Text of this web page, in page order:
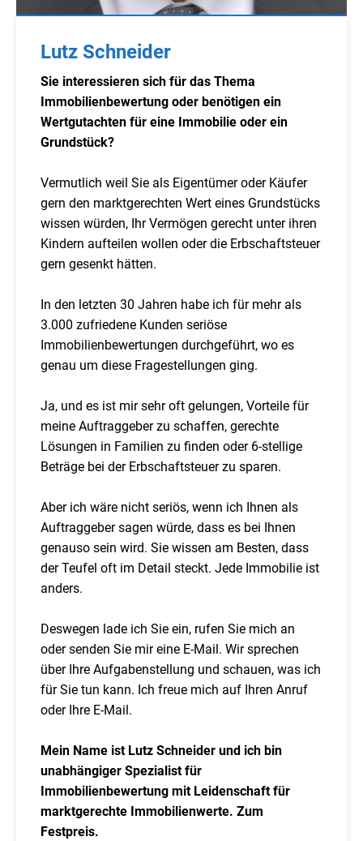
Lutz Schneider
Sie interessieren sich für das Thema
Immobilienbewertung oder benötigen ein
Wertgutachten für eine Immobilie oder ein
Grundstück?
Vermutlich weil Sie als Eigentümer oder Käufer
gern den marktgerechten Wert eines Grundstücks
wissen würden, Ihr Vermögen gerecht unter ihren
Kindern aufteilen wollen oder die Erbschaftsteuer
gern gesenkt hätten.
In den letzten 30 Jahren habe ich für mehr als
3.000 zufriedene Kunden seriöse
Immobilienbewertungen durchgeführt, wo es
genau um diese Fragestellungen ging.
Ja, und es ist mir sehr oft gelungen, Vorteile für
meine Auftraggeber zu schaffen, gerechte
Lösungen in Familien zu finden oder 6-stellige
Beträge bei der Erbschaftsteuer zu sparen.
Aber ich wäre nicht seriös, wenn ich Ihnen als
Auftraggeber sagen würde, dass es bei Ihnen
genauso sein wird. Sie wissen am Besten, dass
der Teufel oft im Detail steckt. Jede Immobilie ist
anders.
Deswegen lade ich Sie ein, rufen Sie mich an
oder senden Sie mir eine E-Mail. Wir sprechen
über Ihre Aufgabenstellung und schauen, was ich
für Sie tun kann. Ich freue mich auf Ihren Anruf
oder Ihre E-Mail.
Mein Name ist Lutz Schneider und ich bin
unabhängiger Spezialist für
Immobilienbewertung mit Leidenschaft für
marktgerechte Immobilienwerte. Zum
Festpreis.